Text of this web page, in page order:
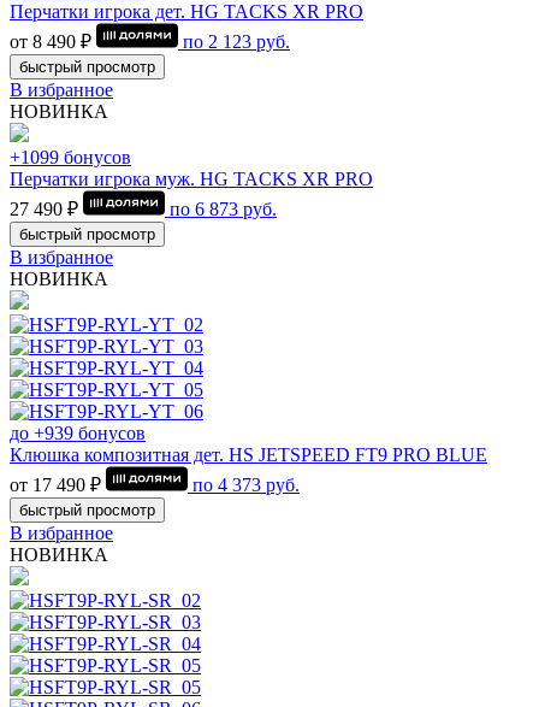
Перчатки игрока дет. HG TACKS XR PRO
от 8 490 ₽
по 2 123 руб.
быстрый просмотр
В избранное
НОВИНКА
+1099 бонусов
Перчатки игрока муж. HG TACKS XR PRO
27 490 ₽
по 6 873 руб.
быстрый просмотр
В избранное
НОВИНКА
до +939 бонусов
Клюшка композитная дет. HS JETSPEED FT9 PRO BLUE
от 17 490 ₽
по 4 373 руб.
быстрый просмотр
В избранное
НОВИНКА